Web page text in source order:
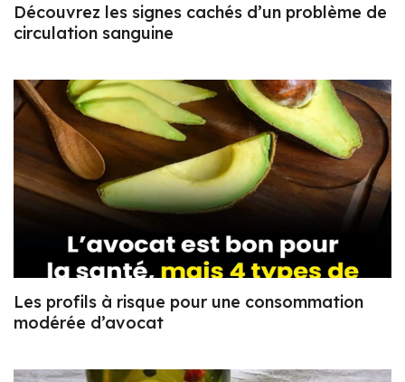
Découvrez les signes cachés d’un problème de
circulation sanguine
Les profils à risque pour une consommation
modérée d’avocat